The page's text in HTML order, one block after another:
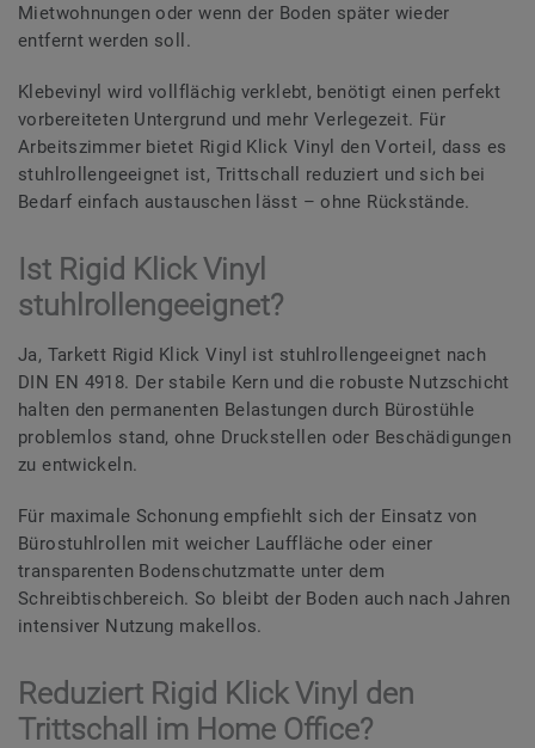
Mietwohnungen oder wenn der Boden später wieder
entfernt werden soll.
Klebevinyl wird vollflächig verklebt, benötigt einen perfekt
vorbereiteten Untergrund und mehr Verlegezeit. Für
Arbeitszimmer bietet Rigid Klick Vinyl den Vorteil, dass es
stuhlrollengeeignet ist, Trittschall reduziert und sich bei
Bedarf einfach austauschen lässt – ohne Rückstände.
Ist Rigid Klick Vinyl
stuhlrollengeeignet?
Ja, Tarkett Rigid Klick Vinyl ist stuhlrollengeeignet nach
DIN EN 4918. Der stabile Kern und die robuste Nutzschicht
halten den permanenten Belastungen durch Bürostühle
problemlos stand, ohne Druckstellen oder Beschädigungen
zu entwickeln.
Für maximale Schonung empfiehlt sich der Einsatz von
Bürostuhlrollen mit weicher Lauffläche oder einer
transparenten Bodenschutzmatte unter dem
Schreibtischbereich. So bleibt der Boden auch nach Jahren
intensiver Nutzung makellos.
Reduziert Rigid Klick Vinyl den
Trittschall im Home Office?